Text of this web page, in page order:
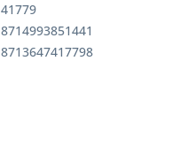
41779
8714993851441
8713647417798